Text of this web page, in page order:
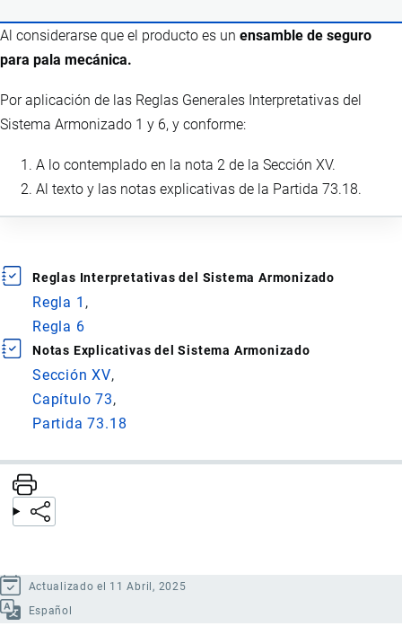
Al considerarse que el producto es un ensamble de seguro
para pala mecánica.
Por aplicación de las Reglas Generales Interpretativas del
Sistema Armonizado 1 y 6, y conforme:
A lo contemplado en la nota 2 de la Sección XV.
Al texto y las notas explicativas de la Partida 73.18.
Reglas Interpretativas del Sistema Armonizado
Regla 1
Regla 6
Notas Explicativas del Sistema Armonizado
Sección XV
Capítulo 73
Partida 73.18
Actualizado el 11 Abril, 2025
Español